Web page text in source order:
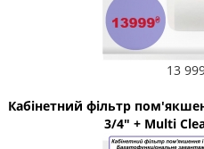
13
Кабінетний фільтр
3/4" + Multi